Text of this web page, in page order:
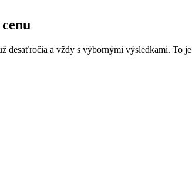
desaťročia a vždy s výbornými výsledkami. To